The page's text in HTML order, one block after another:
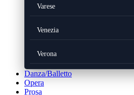
Varese
Venezia
Verona
Danza/Balletto
Opera
Prosa